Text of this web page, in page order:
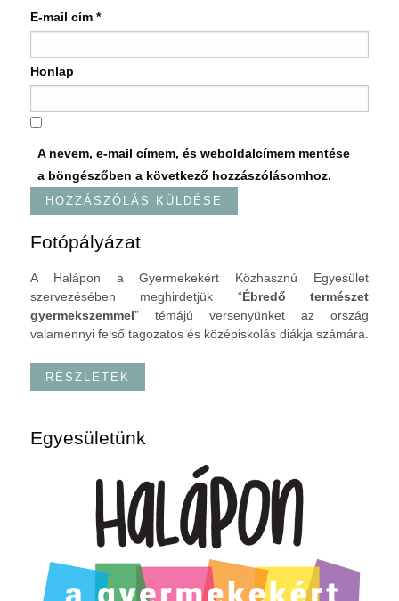
E-mail cím *
Honlap
A nevem, e-mail címem, és weboldalcímem mentése
a böngészőben a következő hozzászólásomhoz.
Fotópályázat
A Halápon a Gyermekekért Közhasznú Egyesület
szervezésében meghirdetjük “Ébredő természet
gyermekszemmel” témájú versenyünket az ország
valamennyi felső tagozatos és középiskolás diákja számára.
RÉSZLETEK
Egyesületünk